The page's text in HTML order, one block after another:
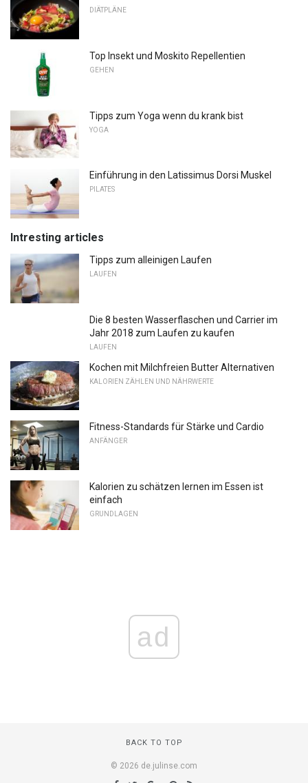
DIÄTPLÄNE
Top Insekt und Moskito Repellentien
GEHEN
Tipps zum Yoga wenn du krank bist
YOGA
Einführung in den Latissimus Dorsi Muskel
PILATES
Intresting articles
Tipps zum alleinigen Laufen
LAUFEN
Die 8 besten Wasserflaschen und Carrier im
Jahr 2018 zum Laufen zu kaufen
LAUFEN
Kochen mit Milchfreien Butter Alternativen
KALORIEN ZÄHLEN UND NÄHRWERTE
Fitness-Standards für Stärke und Cardio
ANFÄNGER
Kalorien zu schätzen lernen im Essen ist
einfach
GRUNDLAGEN
ad
BACK TO TOP
© 2026 de.julinse.com